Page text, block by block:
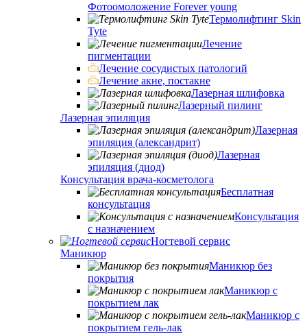
Фотоомоложение Forever young
Термолифтинг Skin
Tyte
Лечение
пигментации
Лечение сосудистых патологий
Лечение акне, постакне
Лазерная шлифовка
Лазерный пилинг
Лазерная эпиляция
Лазерная
эпиляция (александрит)
Лазерная
эпиляция (диод)
Консультация врача-косметолога
Бесплатная
консультация
Консультация
с назначением
Ногтевой сервис
Маникюр
Маникюр без
покрытия
Маникюр с
покрытием лак
Маникюр с
покрытием гель-лак